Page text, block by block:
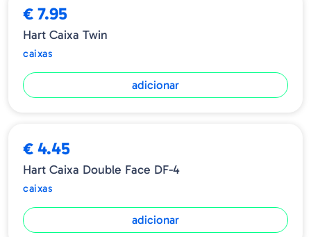
€ 7.95
Hart Caixa Twin
caixas
adicionar
€ 4.45
Hart Caixa Double Face DF-4
caixas
adicionar